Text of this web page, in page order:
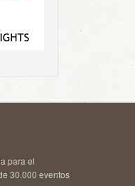
para el
30.000 eventos